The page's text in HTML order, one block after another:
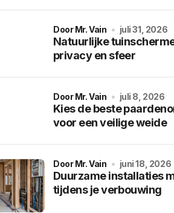
Natuurlijke
privacy en sfeer
door Mr. Vain juli 31, 2026
Kies de beste
voor een veilige weide
door Mr. Vain juli 8, 2026
Duurzame installaties
tijdens je verbouwing
door Mr. Vain juni 18, 2026